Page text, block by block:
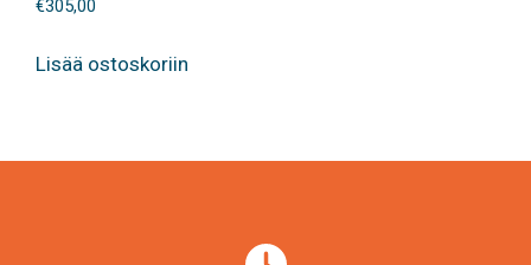
€305,00
Lisää ostoskoriin